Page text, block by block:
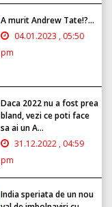
A murit Andrew Tate!?...
04.01.2023 , 05:50
pm
Daca 2022 nu a fost prea
bland, vezi ce poti face
sa ai un A...
31.12.2022 , 04:59
pm
India speriata de un nou